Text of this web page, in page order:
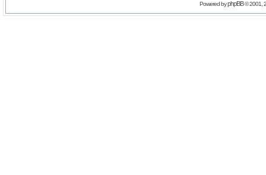
Powered byphpBB© 2001,